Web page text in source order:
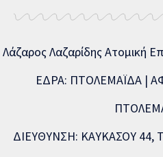
Λάζαρος Λαζαρίδης Ατομική
ΕΔΡΑ: ΠΤΟΛΕΜΑΪΔΑ |
ΔΙΕΥΘΥΝΣΗ: ΚΑΥΚΑΣΟΥ 44,